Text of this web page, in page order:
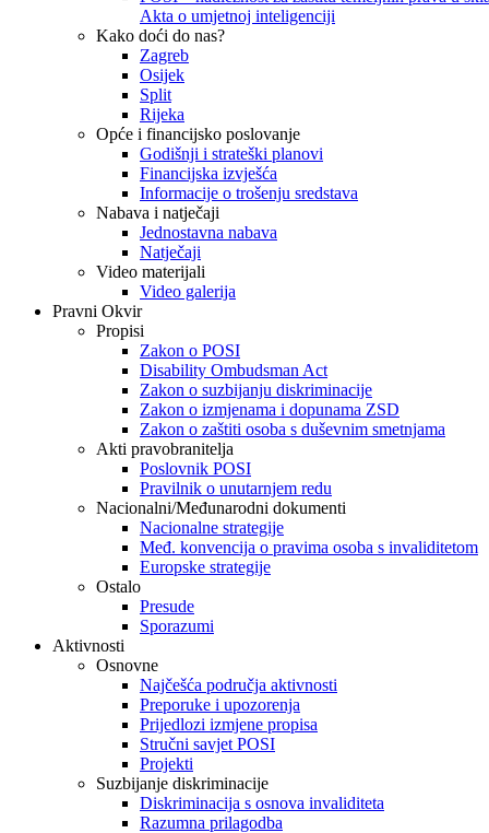
Akta o umjetnoj inteligenciji
Kako doći do nas?
Zagreb
Osijek
Split
Rijeka
Opće i financijsko poslovanje
Godišnji i strateški planovi
Financijska izvješća
Informacije o trošenju sredstava
Nabava i natječaji
Jednostavna nabava
Natječaji
Video materijali
Video galerija
Pravni Okvir
Propisi
Zakon o POSI
Disability Ombudsman Act
Zakon o suzbijanju diskriminacije
Zakon o izmjenama i dopunama ZSD
Zakon o zaštiti osoba s duševnim smetnjama
Akti pravobranitelja
Poslovnik POSI
Pravilnik o unutarnjem redu
Nacionalni/Međunarodni dokumenti
Nacionalne strategije
Međ. konvencija o pravima osoba s invaliditetom
Europske strategije
Ostalo
Presude
Sporazumi
Aktivnosti
Osnovne
Najčešća područja aktivnosti
Preporuke i upozorenja
Prijedlozi izmjene propisa
Stručni savjet POSI
Projekti
Suzbijanje diskriminacije
Diskriminacija s osnova invaliditeta
Razumna prilagodba